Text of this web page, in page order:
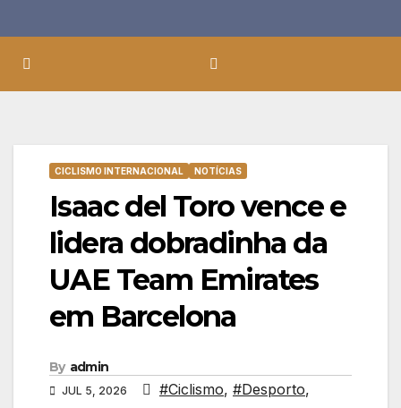
CICLISMO INTERNACIONAL NOTÍCIAS
Isaac del Toro vence e
lidera dobradinha da
UAE Team Emirates
em Barcelona
By admin
JUL 5, 2026 #Ciclismo, #Desporto,